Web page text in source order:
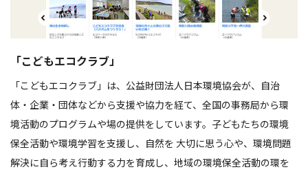
「こどもエコクラブ」
「こどもエコクラブ」は、公益財団法人日本環境協会が、自治
体・企業・団体などから支援や協力を経て、全国の事務局から環
境活動のプログラムや場の提供をしています。子どもたちの環境
保全活動や環境学習を支援し、自然を 大切に思う心や、環境問題
解決に自ら考え行動する力を育成し、地域の環境保全活動の環を